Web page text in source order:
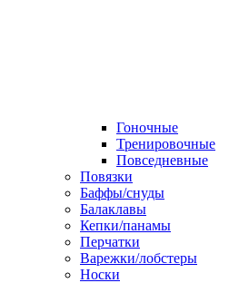
Гоночные
Тренировочные
Повседневные
Повязки
Баффы/снуды
Балаклавы
Кепки/панамы
Перчатки
Варежки/лобстеры
Носки